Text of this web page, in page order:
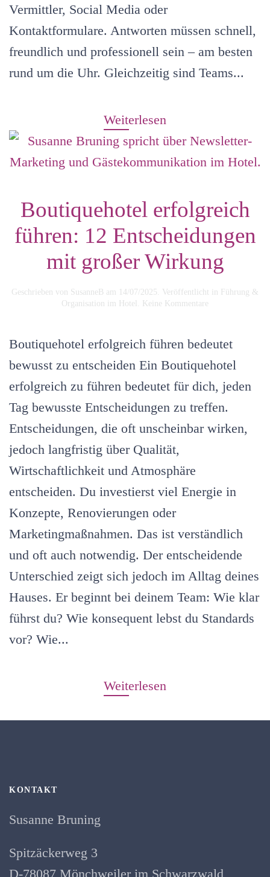
Vermittler, Social Media oder
Kontaktformulare. Antworten müssen schnell,
freundlich und professionell sein – am besten
rund um die Uhr. Gleichzeitig sind Teams...
Weiterlesen
Boutiquehotel erfolgreich
führen: 12 Entscheidungen
mit großer Wirkung
Geschrieben von SusanneB am 14/07/2025 . Veröffentlicht in
Führung &
Organisation im Hotel
Keine Kommentare
12
Entscheidungen
mit
großer
Wirkung
Boutiquehotel erfolgreich führen bedeutet
bewusst zu entscheiden Ein Boutiquehotel
erfolgreich zu führen bedeutet für dich, jeden
Tag bewusste Entscheidungen zu treffen.
Entscheidungen, die oft unscheinbar wirken,
jedoch langfristig über Qualität,
Wirtschaftlichkeit und Atmosphäre
entscheiden. Du investierst viel Energie in
Konzepte, Renovierungen oder
Marketingmaßnahmen. Das ist verständlich
und oft auch notwendig. Der entscheidende
Unterschied zeigt sich jedoch im Alltag deines
Hauses. Er beginnt bei deinem Team: Wie klar
führst du? Wie konsequent lebst du Standards
vor? Wie...
Weiterlesen
KONTAKT
Susanne Bruning
Spitzäckerweg 3
D-78087 Mönchweiler im Schwarzwald